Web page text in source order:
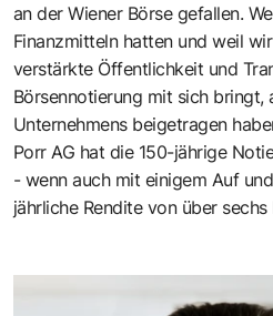
an der Wiener Börse gefallen.
Finanzmitteln hatten und weil
verstärkte Öffentlichkeit und
Börsennotierung mit sich bringt,
Unternehmens beigetragen
Porr AG hat die 150-jährige
- wenn auch mit einigem Auf
jährliche Rendite von über